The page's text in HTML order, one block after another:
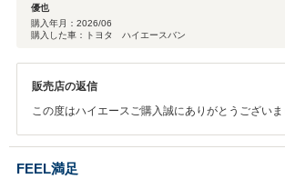
優也
購入年月： 2026/06
購入した車：トヨタ ハイエースバン
販売店の返信
この度はハイエースご購入誠にありがとうござい
い。
FEEL満足